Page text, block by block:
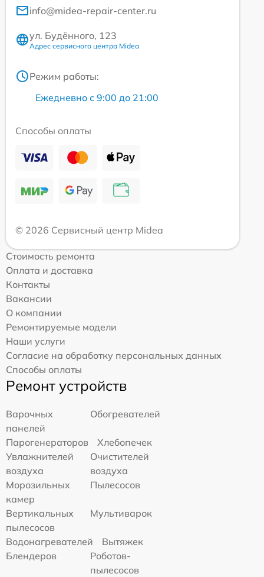
info@midea-repair-center.ru
ул. Будённого, 123
Адрес сервисного центра Midea
Режим работы:
Ежедневно с 9:00 до 21:00
Способы оплаты
© 2026 Сервисный центр Midea
Стоимость ремонта
Оплата и доставка
Контакты
Вакансии
О компании
Ремонтируемые модели
Наши услуги
Согласие на обработку персональных данных
Способы оплаты
Ремонт устройств
Варочных
панелей
Обогревателей
Парогенераторов
Хлебопечек
Увлажнителей
воздуха
Очистителей
воздуха
Морозильных
камер
Пылесосов
Вертикальных
пылесосов
Мультиварок
Водонагревателей
Вытяжек
Блендеров
Роботов-
пылесосов